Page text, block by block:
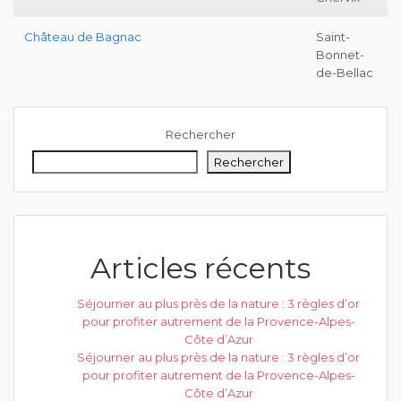
Château de Bagnac
Saint-
Bonnet-
de-Bellac
Rechercher
Rechercher
Articles récents
Séjourner au plus près de la nature : 3 règles d’or
pour profiter autrement de la Provence-Alpes-
Côte d’Azur
Séjourner au plus près de la nature : 3 règles d’or
pour profiter autrement de la Provence-Alpes-
Côte d’Azur